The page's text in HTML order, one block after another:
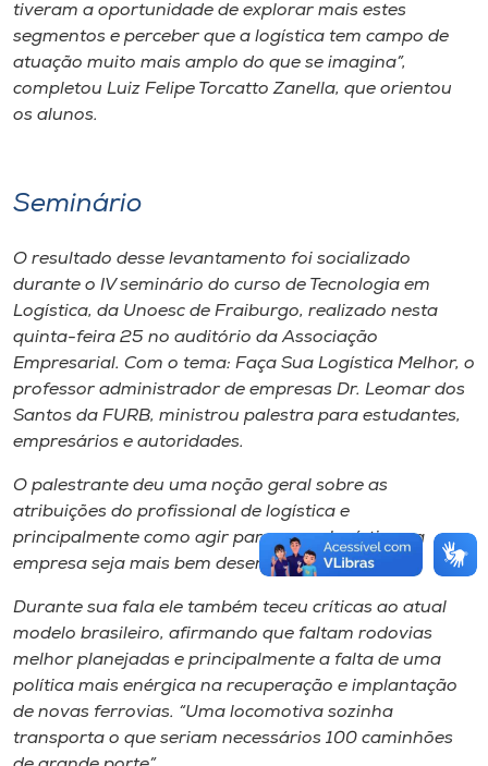
tiveram a oportunidade de explorar mais estes
segmentos e perceber que a logística tem campo de
atuação muito mais amplo do que se imagina”,
completou Luiz Felipe Torcatto Zanella, que orientou
os alunos.
Seminário
O resultado desse levantamento foi socializado
durante o IV seminário do curso de Tecnologia em
Logística, da Unoesc de Fraiburgo, realizado nesta
quinta-feira 25 no auditório da Associação
Empresarial. Com o tema: Faça Sua Logística Melhor, o
professor administrador de empresas Dr. Leomar dos
Santos da FURB, ministrou palestra para estudantes,
empresários e autoridades.
O palestrante deu uma noção geral sobre as
atribuições do profissional de logística e
principalmente como agir para que a logística na
empresa seja mais bem desenvolvida.
Durante sua fala ele também teceu críticas ao atual
modelo brasileiro, afirmando que faltam rodovias
melhor planejadas e principalmente a falta de uma
política mais enérgica na recuperação e implantação
de novas ferrovias. “Uma locomotiva sozinha
transporta o que seriam necessários 100 caminhões